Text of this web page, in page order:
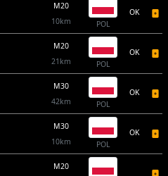
M20
10km
POL
OK
M20
21km
POL
OK
M30
42km
POL
OK
M30
10km
POL
OK
M20